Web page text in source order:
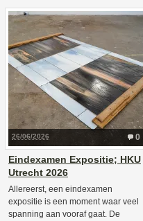
0
26/06/2026
Eindexamen Expositie; HKU
Utrecht 2026
Allereerst, een eindexamen
expositie is een moment waar veel
spanning aan vooraf gaat. De